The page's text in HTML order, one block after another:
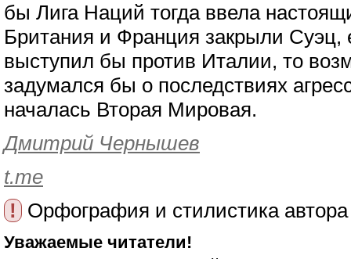
бы Лига Наций тогда ввела
Британия и Франция закрыли Суэц,
выступил бы против Италии, то
задумался бы о последствиях
началась Вторая Мировая.
Дмитрий Чернышев
t.me
!
Орфография и стилистика
Уважаемые читатели!